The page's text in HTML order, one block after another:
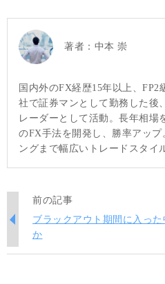
著者： 中本 崇
国内外のFX経歴15年以上、
社で証券マンとして勤務した後
レーダーとして活動。長年相場
のFX手法を開発し、勝率アッ
ングまで幅広いトレードスタイ
前の記事
ブラックアウト期間に入っ
か